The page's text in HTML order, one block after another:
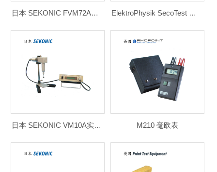
日本 SEKONIC FVM72A系列粘度计 ElektroPhysik SecoTest 划格器 百格刀
日本 SEKONIC VM10A实验室粘度计 M210 毫欧表